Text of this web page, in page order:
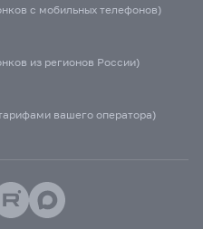
с мобильных телефонов)
из регионов России)
вашего оператора)